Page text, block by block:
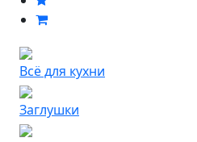
Всё для кухни
Заглушки